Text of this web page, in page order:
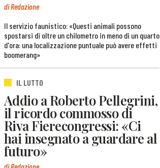
di Redazione
Il servizio faunistico: «Questi animali possono
spostarsi di oltre un chilometro in meno di un quarto
d'ora: una localizzazione puntuale può avere effetti
boomerang»
IL LUTTO
Addio a Roberto Pellegrini,
il ricordo commosso di
Riva Fierecongressi: «Ci
hai insegnato a guardare al
futuro»